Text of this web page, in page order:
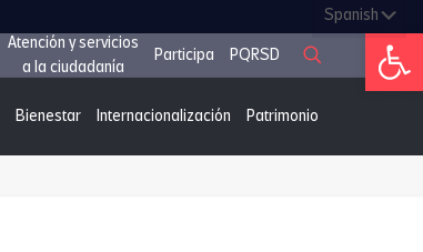
Abrir
Atención y servicios
a la ciudadanía
Participa PQRSD
Bienestar Internacionalización Patrimonio